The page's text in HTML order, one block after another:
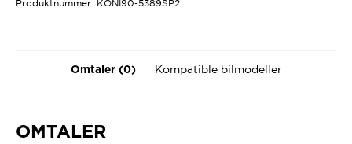
Produktnummer: KONI90-5389SP2
Omtaler (0) Kompatible bilmodeller
OMTALER